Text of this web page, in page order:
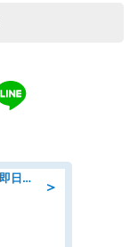
＞
営業/商社でのルート営業のお仕事/即日勤務可/車通勤可/営業